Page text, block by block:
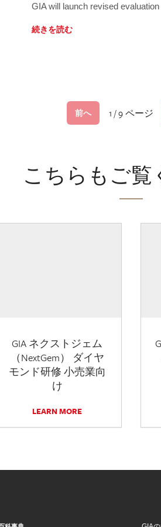
GIA will launch revised
続きを読む
前へ 1 / 9 ページ
こちらもご覧
GIA ネクストジェム
（NextGem） ダイヤ
モンド研修 小売業向
け
LEARN MORE